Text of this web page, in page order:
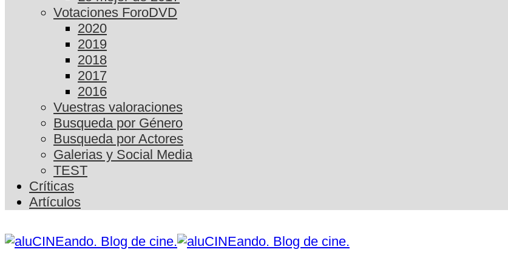
Votaciones ForoDVD
2020
2019
2018
2017
2016
Vuestras valoraciones
Busqueda por Género
Busqueda por Actores
Galerias y Social Media
TEST
Críticas
Artículos